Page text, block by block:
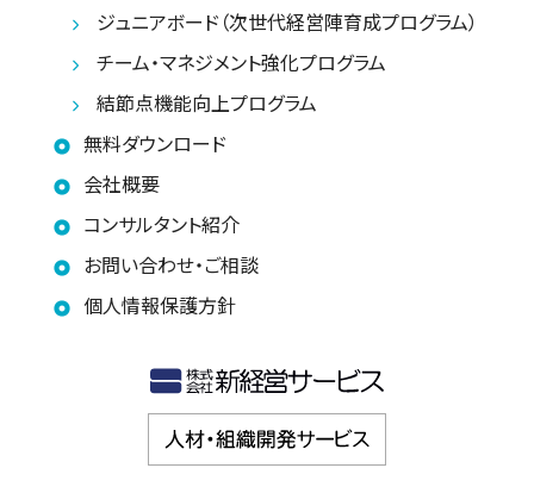
ジュニアボード（次世代経営陣育成プログラム）
チーム・マネジメント強化プログラム
結節点機能向上プログラム
無料ダウンロード
会社概要
コンサルタント紹介
お問い合わせ・ご相談
個人情報保護方針